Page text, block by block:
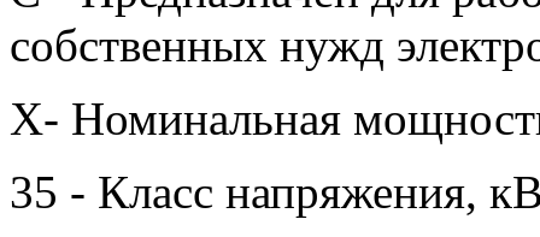
собственных нужд
X- Номинальная
35 - Класс напряжения,